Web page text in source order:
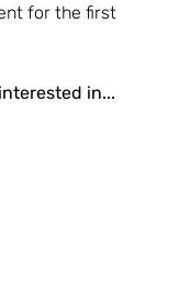
for the first
in...